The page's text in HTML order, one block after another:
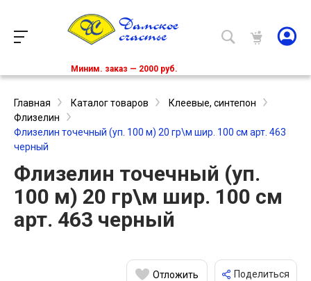
Миним. заказ — 2000 руб.
Главная Каталог товаров
Клеевые, синтепон
Флизелин
Флизелин точечный (уп. 100 м) 20 гр\м шир. 100 см арт. 463
черный
Флизелин точечный (уп.
100 м) 20 гр\м шир. 100 см
арт. 463 черный
Отложить Поделиться